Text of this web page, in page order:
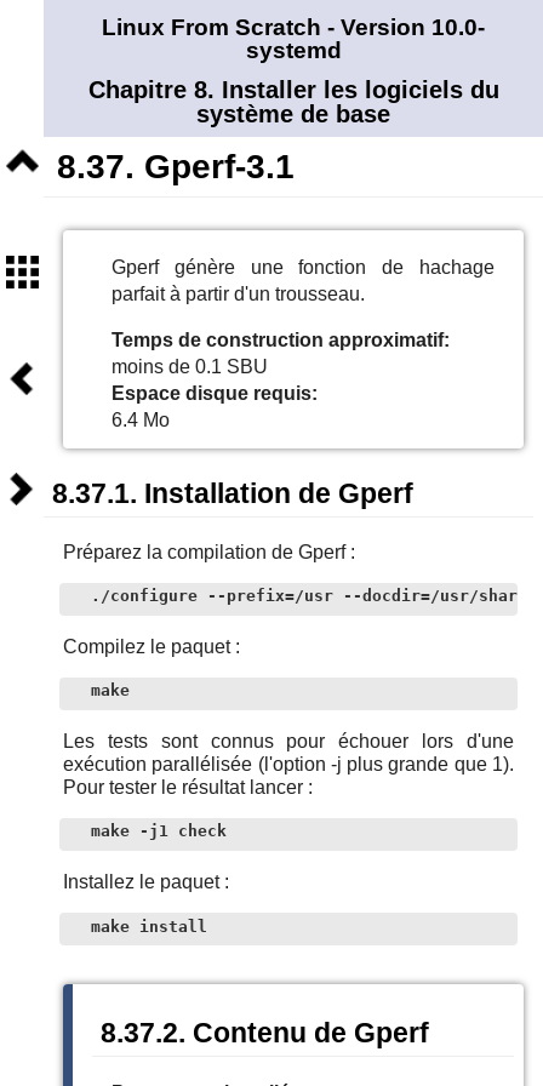
Linux From Scratch - Version 10.0-
systemd
Chapitre 8. Installer les logiciels du
système de base
8.37. Gperf-3.1
Gperf génère une fonction de hachage
parfait à partir d'un trousseau.
Temps de construction approximatif:
moins de 0.1 SBU
Espace disque requis:
6.4 Mo
8.37.1. Installation de Gperf
Préparez la compilation de Gperf :
./configure --prefix=/usr --docdir=/usr/share/
Compilez le paquet :
make
Les tests sont connus pour échouer lors d'une
exécution parallélisée (l'option -j plus grande que 1).
Pour tester le résultat lancer :
make -j1 check
Installez le paquet :
make install
8.37.2. Contenu de Gperf
Précédent
supérieur
Sommaire